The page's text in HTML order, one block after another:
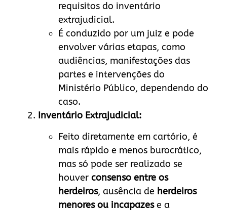
requisitos do inventário
extrajudicial.
É conduzido por um juiz e pode
envolver várias etapas, como
audiências, manifestações das
partes e intervenções do
Ministério Público, dependendo do
caso.
Inventário Extrajudicial:
Feito diretamente em cartório, é
mais rápido e menos burocrático,
mas só pode ser realizado se
houver consenso entre os
herdeiros, ausência de herdeiros
menores ou incapazese a